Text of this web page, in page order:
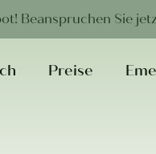
Beanspruchen Sie
Preise